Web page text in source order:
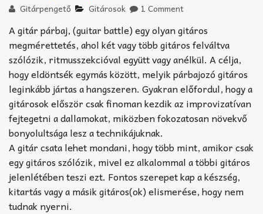
Gitárpengető Gitárosok 1 Comment
A gitár párbaj, (guitar battle) egy olyan gitáros
megmérettetés, ahol két vagy több gitáros felváltva
szólózik, ritmusszekcióval együtt vagy anélkül. A célja,
hogy eldöntsék egymás között, melyik párbajozó gitáros
leginkább jártas a hangszeren. Gyakran előfordul, hogy a
gitárosok először csak finoman kezdik az improvizatívan
fejtegetni a dallamokat, miközben fokozatosan növekvő
bonyolultsága lesz a technikájuknak.
A gitár csata lehet mondani, hogy több mint, amikor csak
egy gitáros szólózik, mivel ez alkalommal a többi gitáros
jelenlétében teszi ezt. Fontos szerepet kap a készség,
kitartás vagy a másik gitáros(ok) elismerése, hogy nem
tudnak nyerni.